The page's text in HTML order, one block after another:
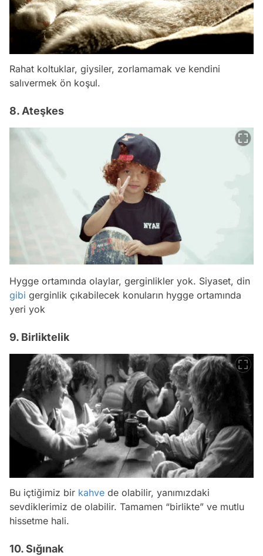
Rahat koltuklar, giysiler, zorlamamak ve kendini
salıvermek ön koşul.
8. Ateşkes
Hygge ortamında olaylar, gerginlikler yok. Siyaset, din
gibi gerginlik çıkabilecek konuların hygge ortamında
yeri yok
9. Birliktelik
Bu içtiğimiz bir kahve de olabilir, yanımızdaki
sevdiklerimiz de olabilir. Tamamen “birlikte” ve mutlu
hissetme hali.
10. Sığınak